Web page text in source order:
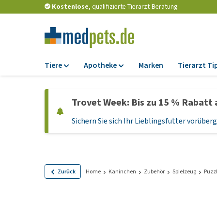
Kostenlose, qualifizierte Tierarzt-Beratung
Tiere
Trockenfutter
Nassfutter
Hundefutter
Apotheke
Zeckenschutz und
Flohmittel
Probiotika und
Marken Tierarzt
Trovet Week: Bis zu 15 %
Sichern Sie sich Ihr Lieblingsfutter
Zurück Home Kaninchen Zubehör Spielzeug